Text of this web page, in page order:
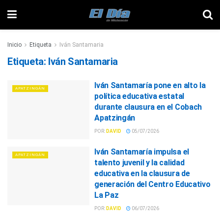
Inicio Etiqueta Iván Santamaria
Etiqueta: Iván Santamaria
APATZINGÁN
Iván Santamaría pone en alto la
política educativa estatal
durante clausura en el Cobach
Apatzingán
POR: DAVID 05/07/2026
APATZINGÁN
Iván Santamaría impulsa el
talento juvenil y la calidad
educativa en la clausura de
generación del Centro Educativo
La Paz
POR: DAVID 06/07/2026